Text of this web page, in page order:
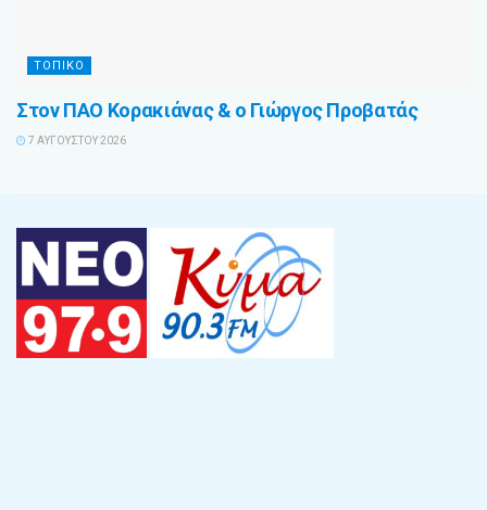
ΤΟΠΙΚΟ
Στον ΠΑΟ Κορακιάνας & ο Γιώργος Προβατάς
7 ΑΥΓΟΎΣΤΟΥ 2026